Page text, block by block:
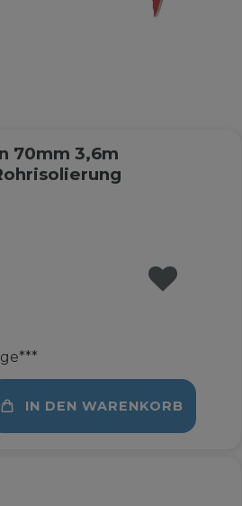
70mm 3,6m
IN DEN WARENKORB